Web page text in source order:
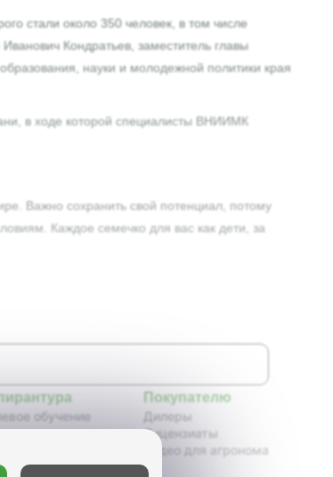
стали около 350 человек, в том числе
Кондратьев, заместитель главы
науки и молодежной политики края
в ходе которой специалисты ВНИИМК
Важно сохранить свой потенциал, потому
Каждое семечко для вас как дети, за
обучение
аспирантуры
аспирантов
Покупателю
Дилеры
Лицензиаты
Видео для агронома